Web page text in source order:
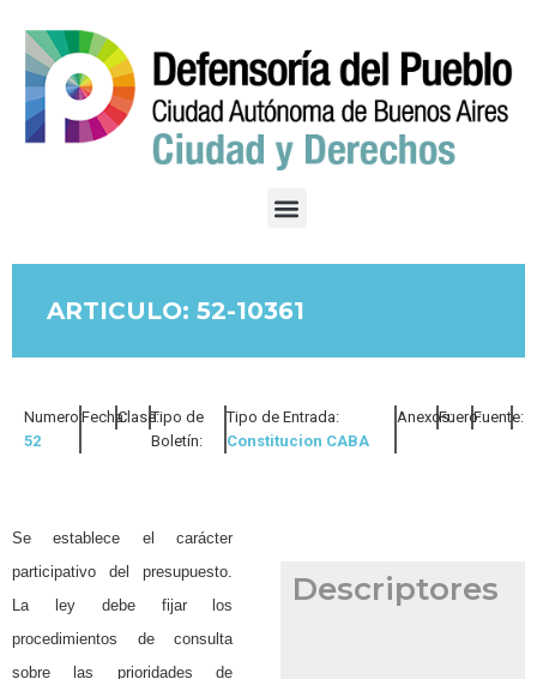
ARTICULO: 52-10361
Numero:
52
Fecha:Clase:Tipo de
Boletín:
Tipo de Entrada:
Constitucion CABA
Anexos:Fuero:Fuente:
Se establece el carácter
participativo del presupuesto.
La ley debe fijar los
procedimientos de consulta
sobre las prioridades de
Descriptores